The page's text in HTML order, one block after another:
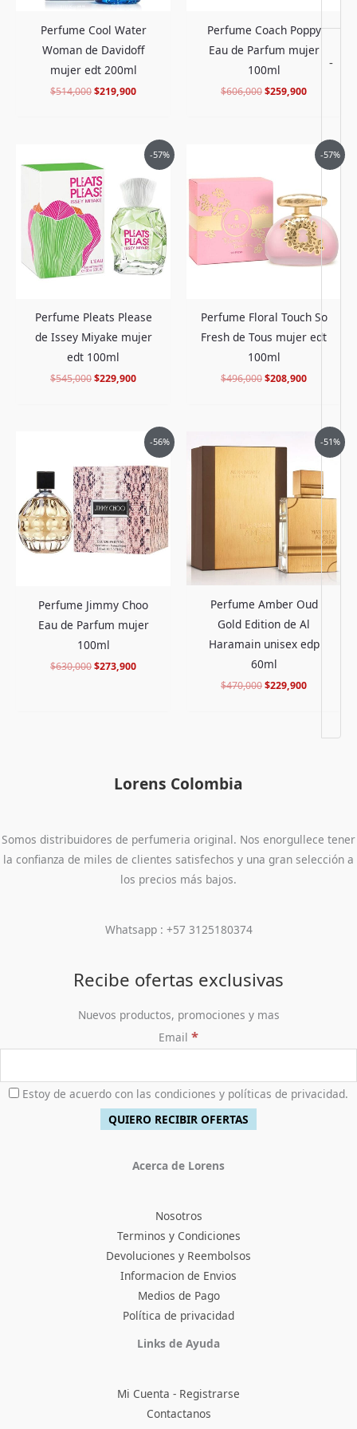
-
Perfume Cool Water
Woman de Davidoff
mujer edt 200ml
$514,000$219,900
Perfume Coach Poppy
Eau de Parfum mujer
100ml
$606,000$259,900
-57%
Perfume Pleats Please
de Issey Miyake mujer
edt 100ml
$545,000
precio
original
era:
$545,000.
$229,900
precio
actual
es:
$229,900.
-57%
Perfume Floral Touch So
Fresh de Tous mujer edt
100ml
$496,000
original
$496,000.
$208,900
precio
$208,900.
-56%
Perfume Jimmy Choo
Eau de Parfum mujer
100ml
$630,000
era:
$630,000.
$273,900
precio
actual
es:
$273,900.
-51%
Perfume Amber Oud
Gold Edition de Al
Haramain unisex edp
60ml
$470,000
precio
$470,000.
$229,900
precio
actual
es:
$229,900.
Lorens Colombia
Somos distribuidores de perfumeria original. Nos enorgullece tener
la confianza de miles de clientes satisfechos y una gran selección a
los precios más bajos.
Whatsapp : +57 3125180374
Recibe ofertas exclusivas
Nuevos productos, promociones y mas
Email *
Estoy de acuerdo con las condiciones y políticas de privacidad.
Acerca de Lorens
Nosotros
Terminos y Condiciones
Devoluciones y Reembolsos
Informacion de Envios
Medios de Pago
Política de privacidad
Links de Ayuda
Mi Cuenta - Registrarse
Contactanos
Facebook
Instagram
TikTokPinterest